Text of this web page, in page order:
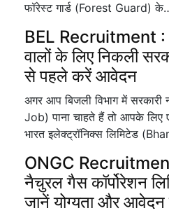
फॉरेस्ट गार्ड (Forest Guard)
BEL Recruitment :
वालों के लिए निकली
से पहले करें आवेदन
अगर आप बिजली विभाग में
Job) पाना चाहते हैं तो आपके लिए
भारत इलेक्ट्रॉनिक्स लिमिटेड
ONGC
नैचुरल गैस कॉर्पोरेशन
जानें योग्यता और आवेदन